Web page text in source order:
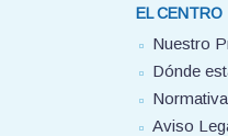
EL CENTRO
Nuestro
Dónde
Normativa
Aviso